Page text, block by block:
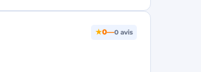
★0—0 avis